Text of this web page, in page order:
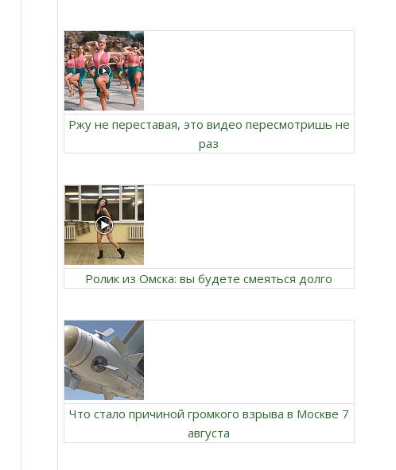
Ржу не переставая, это видео пересмотришь не
раз
Ролик из Омска: вы будете смеяться долго
Что стало причиной громкого взрыва в Москве 7
августа